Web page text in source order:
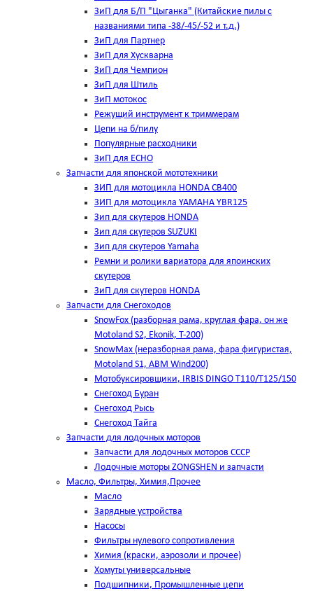
ЗиП для Б/П "Цыганка" (Китайские пилы с
названиями типа -38/-45/-52 и т.д.)
ЗиП для Партнер
ЗиП для Хускварна
ЗиП для Чемпион
ЗиП для Штиль
ЗиП мотокос
Режущий инструмент к триммерам
Цепи на б/пилу
Популярные расходники
ЗиП для ЕСНО
Запчасти для японской мототехники
ЗИП для мотоцикла HONDA CB400
ЗИП для мотоцикла YAMAHA YBR125
Зип для скутеров HONDA
Зип для скутеров SUZUKI
Зип для скутеров Yamaha
Ремни и ролики вариатора для япоинских
скутеров
ЗиП для скутеров HONDA
Запчасти для Снегоходов
SnowFox (разборная рама, круглая фара, он же
Motoland S2, Ekonik, T-200)
SnowMax (неразборная рама, фара фигуристая,
Motoland S1, ABM Wind200)
Мотобуксировщики, IRBIS DINGO Т110/Т125/150
Снегоход Буран
Снегоход Рысь
Снегоход Тайга
Запчасти для лодочных моторов
Запчасти для лодочных моторов СССР
Лодочные моторы ZONGSHEN и запчасти
Масло, Фильтры, Химия,Прочее
Масло
Зарядные устройства
Насосы
Фильтры нулевого сопротивления
Химия (краски, аэрозоли и прочее)
Хомуты универсальные
Подшипники, Промышленные цепи